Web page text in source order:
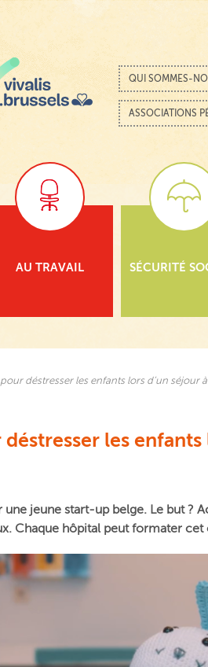
Menu
Passer au contenu
QUI SOMMES-
ASSOCIATIONS
AU TRAVAIL SÉCURITÉ
déstresser les enfants lors d’un séjour
les enfants
jeune start-up belge. Le but ?
Chaque hôpital peut formater cet